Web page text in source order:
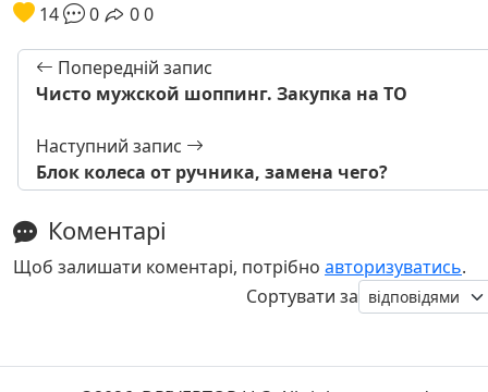
14
0 00
Попередній запис
Чисто мужской шоппинг. Закупка на ТО
Наступний запис
Блок колеса от ручника, замена чего?
Коментарі
Щоб залишати коментарі, потрібно авторизуватись.
Сортувати за